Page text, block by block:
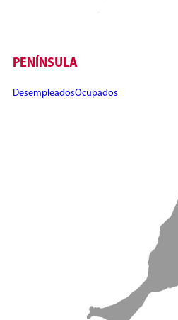
PENÍNSULA
DesempleadosOcupados